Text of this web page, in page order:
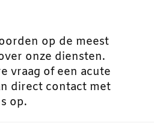
op de meest
onze diensten.
vraag of een acute
direct contact met
op.